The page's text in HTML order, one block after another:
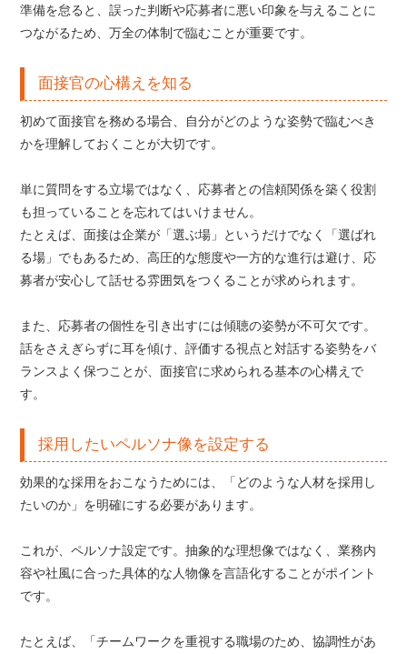
準備を怠ると、誤った判断や応募者に悪い印象を与えることに
つながるため、万全の体制で臨むことが重要です。
面接官の心構えを知る
初めて面接官を務める場合、自分がどのような姿勢で臨むべき
かを理解しておくことが大切です。
単に質問をする立場ではなく、応募者との信頼関係を築く役割
も担っていることを忘れてはいけません。
たとえば、面接は企業が「選ぶ場」というだけでなく「選ばれ
る場」でもあるため、高圧的な態度や一方的な進行は避け、応
募者が安心して話せる雰囲気をつくることが求められます。
また、応募者の個性を引き出すには傾聴の姿勢が不可欠です。
話をさえぎらずに耳を傾け、評価する視点と対話する姿勢をバ
ランスよく保つことが、面接官に求められる基本の心構えで
す。
採用したいペルソナ像を設定する
効果的な採用をおこなうためには、「どのような人材を採用し
たいのか」を明確にする必要があります。
これが、ペルソナ設定です。抽象的な理想像ではなく、業務内
容や社風に合った具体的な人物像を言語化することがポイント
です。
たとえば、「チームワークを重視する職場のため、協調性があ